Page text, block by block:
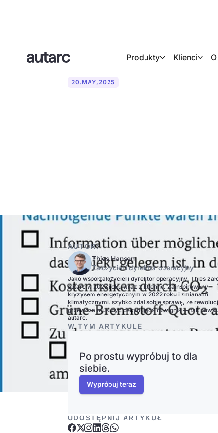
Produkty Klienci
20.MAY,2025
AUTOR:
Thies Hansen
Założyciel i dyrektor operacyjny
Jako współzałożyciel i dyrektor operacyjny, Thies
autarc w 2023 roku wraz z Etienne. Zainspirowany
kryzysem energetycznym w 2022 roku i zmianami
klimatycznymi, szybko zdał sobie sprawę, że
grzewcza musi być decydującą dźwignią — tak
autarc.
W TYM ARTYKULE
Po prostu wypróbuj to dla
siebie.
Wypróbuj teraz
UDOSTĘPNIJ ARTYKUŁ